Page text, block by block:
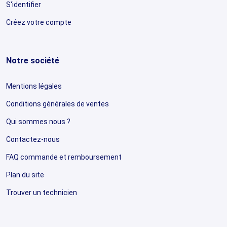
S'identifier
Créez votre compte
Notre société
Mentions légales
Conditions générales de ventes
Qui sommes nous ?
Contactez-nous
FAQ commande et remboursement
Plan du site
Trouver un technicien